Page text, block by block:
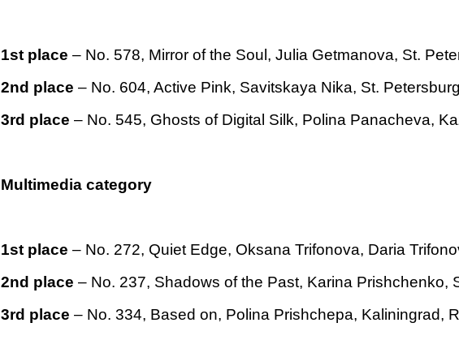
1st place – No. 578, Mirror of the Soul, Julia Getmanova, St.
2nd place – No. 604, Active Pink, Savitskaya Nika, St.
3rd place – No. 545, Ghosts of Digital Silk, Polina Panacheva,
Multimedia category
1st place – No. 272, Quiet Edge, Oksana Trifonova, Daria
2nd place – No. 237, Shadows of the Past, Karina Prishchenko,
3rd place – No. 334, Based on, Polina Prishchepa, Kaliningrad,